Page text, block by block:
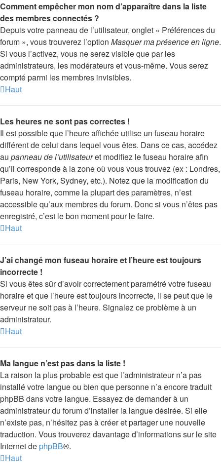
Comment empêcher mon nom d’apparaître dans la liste
des membres connectés ?
Depuis votre panneau de l’utilisateur, onglet « Préférences du
forum », vous trouverez l’option Masquer ma présence en ligne.
Si vous l’activez, vous ne serez visible que par les
administrateurs, les modérateurs et vous-même. Vous serez
compté parmi les membres invisibles.
Haut
Les heures ne sont pas correctes !
Il est possible que l’heure affichée utilise un fuseau horaire
différent de celui dans lequel vous êtes. Dans ce cas, accédez
au panneau de l’utilisateuret modifiez le fuseau horaire afin
qu’il corresponde à la zone où vous vous trouvez (ex : Londres,
Paris, New York, Sydney, etc.). Notez que la modification du
fuseau horaire, comme la plupart des paramètres, n’est
accessible qu’aux membres du forum. Donc si vous n’êtes pas
enregistré, c’est le bon moment pour le faire.
Haut
J’ai changé mon fuseau horaire et l’heure est toujours
incorrecte !
Si vous êtes sûr d’avoir correctement paramétré votre fuseau
horaire et que l’heure est toujours incorrecte, il se peut que le
serveur ne soit pas à l’heure. Signalez ce problème à un
administrateur.
Haut
Ma langue n’est pas dans la liste !
La raison la plus probable est que l’administrateur n’a pas
installé votre langue ou bien que personne n’a encore traduit
phpBB dans votre langue. Essayez de demander à un
administrateur du forum d’installer la langue désirée. Si elle
n’existe pas, n’hésitez pas à créer et partager une nouvelle
traduction. Vous trouverez davantage d’informations sur le site
Internet de phpBB®.
Haut